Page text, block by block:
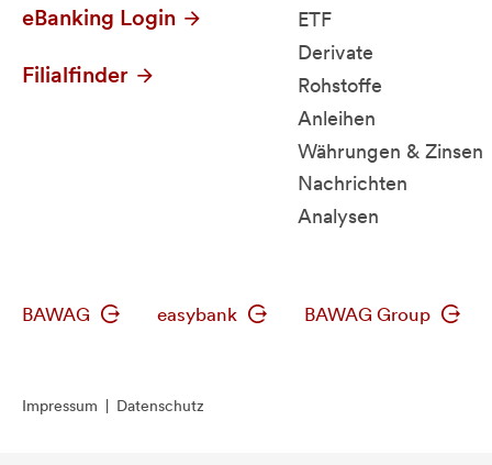
eBanking Login
Filialfinder
ETF
Derivate
Rohstoffe
Anleihen
Währungen & Zinsen
Nachrichten
Analysen
BAWAG easybank BAWAG Group
Impressum Datenschutz